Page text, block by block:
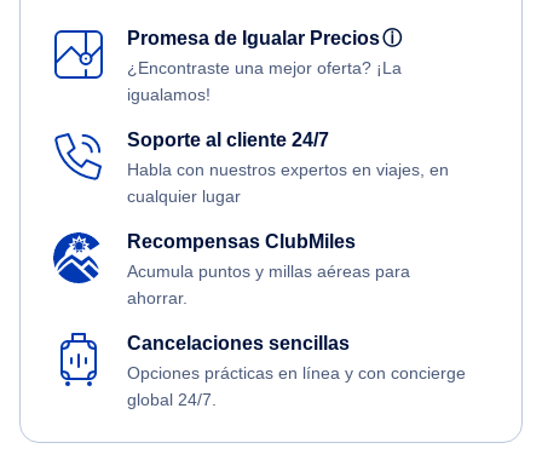
Promesa de Igualar Preciosⓘ
¿Encontraste una mejor oferta? ¡La
igualamos!
Soporte al cliente 24/7
Habla con nuestros expertos en viajes, en
cualquier lugar
Recompensas ClubMiles
Acumula puntos y millas aéreas para
ahorrar.
Cancelaciones sencillas
Opciones prácticas en línea y con concierge
global 24/7.